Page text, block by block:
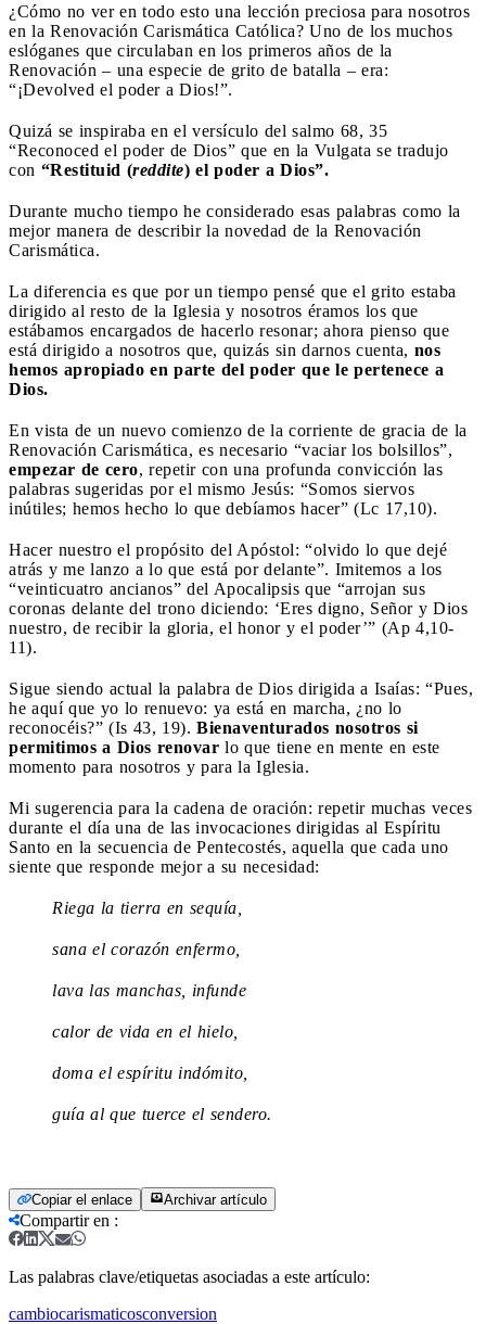
¿Cómo no ver en todo esto una lección preciosa para nosotros
en la Renovación Carismática Católica? Uno de los muchos
eslóganes que circulaban en los primeros años de la
Renovación – una especie de grito de batalla – era:
“¡Devolved el poder a Dios!”.
Quizá se inspiraba en el versículo del salmo 68, 35
“Reconoced el poder de Dios” que en la Vulgata se tradujo
con “Restituid (reddite) el poder a Dios”.
Durante mucho tiempo he considerado esas palabras como la
mejor manera de describir la novedad de la Renovación
Carismática.
La diferencia es que por un tiempo pensé que el grito estaba
dirigido al resto de la Iglesia y nosotros éramos los que
estábamos encargados de hacerlo resonar; ahora pienso que
está dirigido a nosotros que, quizás sin darnos cuenta, nos
hemos apropiado en parte del poder que le pertenece a
Dios.
En vista de un nuevo comienzo de la corriente de gracia de la
Renovación Carismática, es necesario “vaciar los bolsillos”,
empezar de cero, repetir con una profunda convicción las
palabras sugeridas por el mismo Jesús: “Somos siervos
inútiles; hemos hecho lo que debíamos hacer” (Lc 17,10).
Hacer nuestro el propósito del Apóstol: “olvido lo que dejé
atrás y me lanzo a lo que está por delante”. Imitemos a los
“veinticuatro ancianos” del Apocalipsis que “arrojan sus
coronas delante del trono diciendo: ‘Eres digno, Señor y Dios
nuestro, de recibir la gloria, el honor y el poder’” (Ap 4,10-
11).
Sigue siendo actual la palabra de Dios dirigida a Isaías: “Pues,
he aquí que yo lo renuevo: ya está en marcha, ¿no lo
reconocéis?” (Is 43, 19). Bienaventurados nosotros si
permitimos a Dios renovar lo que tiene en mente en este
momento para nosotros y para la Iglesia.
Mi sugerencia para la cadena de oración: repetir muchas veces
durante el día una de las invocaciones dirigidas al Espíritu
Santo en la secuencia de Pentecostés, aquella que cada uno
siente que responde mejor a su necesidad:
Riega la tierra en sequía,
sana el corazón enfermo,
lava las manchas, infunde
calor de vida en el hielo,
doma el espíritu indómito,
guía al que tuerce el sendero.
Copiar el enlace Archivar artículo
Compartir en :
Las palabras clave/etiquetas asociadas a este artículo:
cambiocarismaticosconversion